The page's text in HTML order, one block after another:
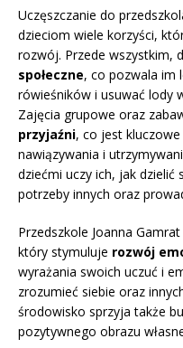
Uczęszczanie do
dzieciom wiele korzyści,
rozwój. Przede wszystkim,
społeczne, co pozwala im
rówieśników i usuwać lody
Zajęcia grupowe oraz
przyjaźni, co jest
nawiązywania i
dziećmi uczy ich, jak dzielić
potrzeby innych oraz
Przedszkole Joanna
który stymuluje rozwój
wyrażania swoich uczuć i
zrozumieć siebie oraz
środowisko sprzyja także
pozytywnego obrazu